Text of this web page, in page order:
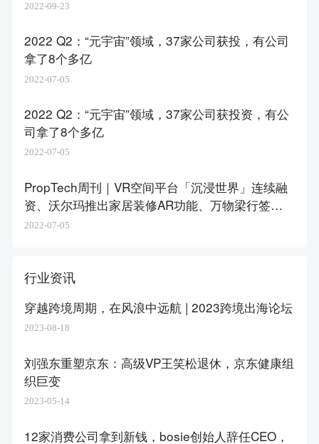
2022-09-23
2022 Q2：“元宇宙”领域，37家公司获投，有公司
拿了8个多亿
2022-07-05
2022 Q2：“元宇宙”领域，37家公司获投资，有公
司拿了8个多亿
2022-07-05
PropTech周刊｜VR空间平台「沉浸世界」连续融
资、沃尔玛推出家居装修AR功能、万物梁行签约
南方电网
2022-07-05
行业资讯
穿越跨境周期，在风浪中远航 | 2023跨境出海论坛
2023-08-18
刘强东重塑京东：高级VP王笑松退休，京东健康组
织巨变
2023-05-14
12家消费公司拿到新钱，bosie创始人辞任CEO，